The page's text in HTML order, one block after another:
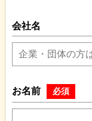
会社名
お名前 必須